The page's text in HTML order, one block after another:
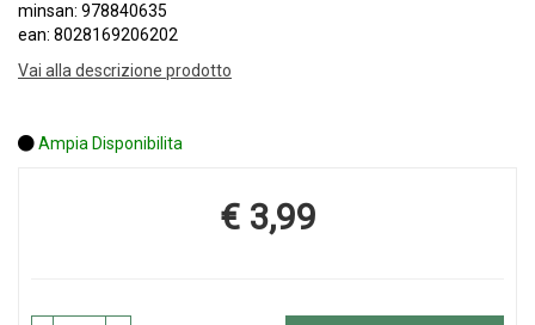
minsan: 978840635
ean: 8028169206202
Vai alla descrizione prodotto
Ampia Disponibilita
Prezzo
€ 3,99